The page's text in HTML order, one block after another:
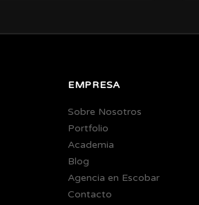
EMPRESA
Sobre Nosotros
Portfolio
Academia
Blog
Agencia en Escobar
Contacto